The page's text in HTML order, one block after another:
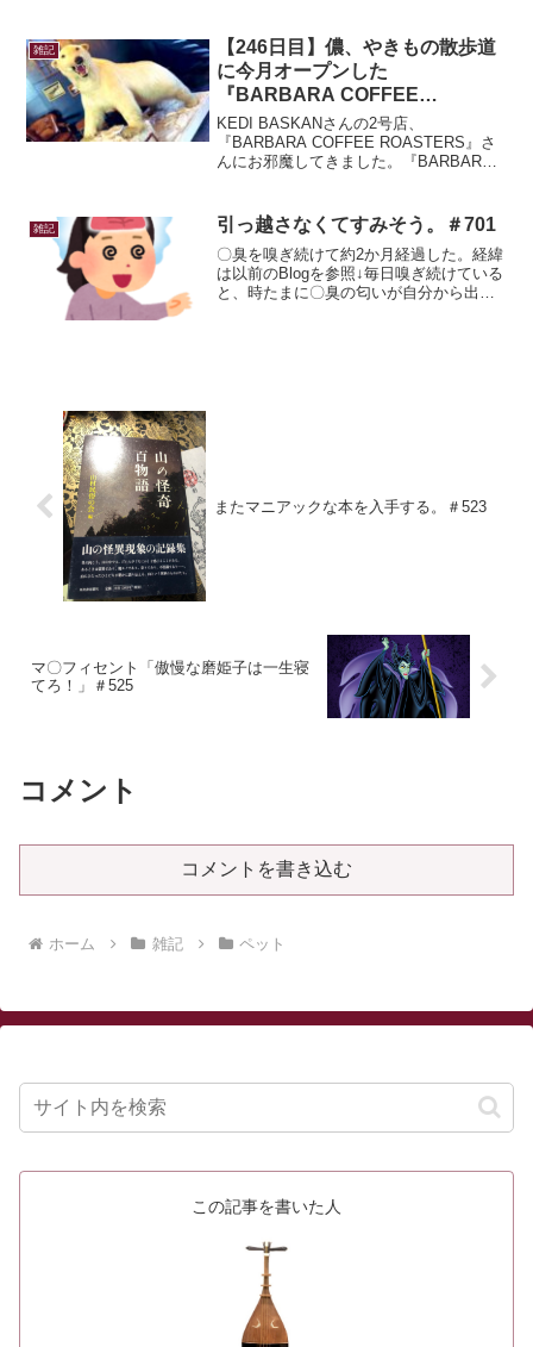
けど、今年は厄年なのもあるのか健康を
害している…...
雑記
【246日目】儂、やきもの散歩道
に今月オープンした
『BARBARA COFFEE
ROASTERS』さんにお邪魔して
きた。
KEDI BASKANさんの2号店、
『BARBARA COFFEE ROASTERS』さ
んにお邪魔してきました。『BARBARA
あります！素敵な白熊のステン...
雑記 引っ越さなくてすみそう。＃701
〇臭を嗅ぎ続けて約2か月経過した。経緯
は以前のBlogを参照↓毎日嗅ぎ続けている
と、時たまに〇臭の匂いが自分から出て
またマニアックな本を入手する。＃523
マ〇フィセント「傲慢な磨姫子は一生寝
てろ！」＃525
コメント
コメントを書き込む
ホーム 雑記 ペット
この記事を書いた人